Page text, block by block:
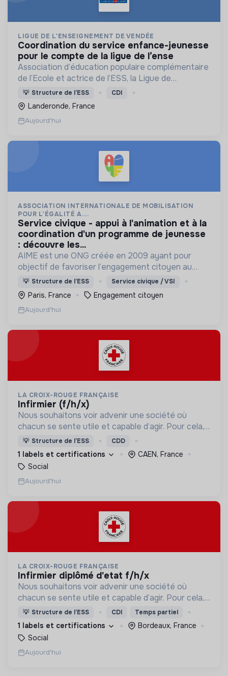
LIGUE DE L'ENSEIGNEMENT DE VENDÉE
coordination du service enfance-jeunesse
pour le compte de la ligue de l’ense
Association d’éducation populaire complémentaire
de l’Ecole et actrice de l’ESS, la Ligue de
l’enseignement 85 regroupe autour de la laïcité,
citoyenneté, solidarité plus de 200 associations.
💡 Structure de l’ESS CDI
Landeronde, France
Aujourd'hui
ASSOCIATION INTERNATIONALE DE MOBILISATION
POUR L'ÉGALITÉ A....
service civique - appui à l'animation et à la
coordination d'un programme de jeunesse
: découvre les...
AIME est une ONG créée en 2009 ayant pour
objectif de favoriser l’engagement citoyen au
service d’un développement solidaire, durable et
inclusif.
💡 Structure de l’ESS Service civique / VSI
Paris, France Engagement citoyen
Aujourd'hui
LA CROIX-ROUGE FRANÇAISE
infirmier (f/h/x)
Nous souhaitons voir advenir une société où
chacun se sente utile et capable d’agir. Pour cela,
nous proposons des moyens et des lieux
d’engagement innovants et adaptés à tous.
💡 Structure de l’ESS CDD
1 labels et certifications
CAEN, France
Social
Aujourd'hui
LA CROIX-ROUGE FRANÇAISE
infirmier diplômé d'etat f/h/x
Nous souhaitons voir advenir une société où
chacun se sente utile et capable d’agir. Pour cela,
nous proposons des moyens et des lieux
d’engagement innovants et adaptés à tous.
💡 Structure de l’ESS CDI Temps partiel
1 labels et certifications
Bordeaux, France
Social
Aujourd'hui